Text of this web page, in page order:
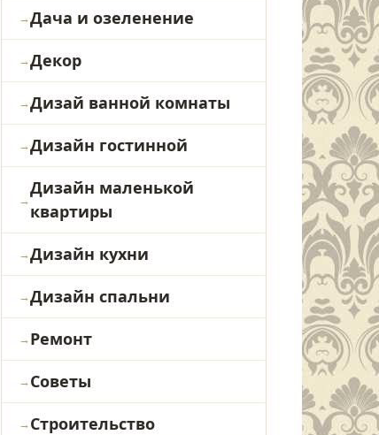
Дача и озеленение
Декор
Дизай ванной комнаты
Дизайн гостинной
Дизайн маленькой
квартиры
Дизайн кухни
Дизайн спальни
Ремонт
Советы
Строительство